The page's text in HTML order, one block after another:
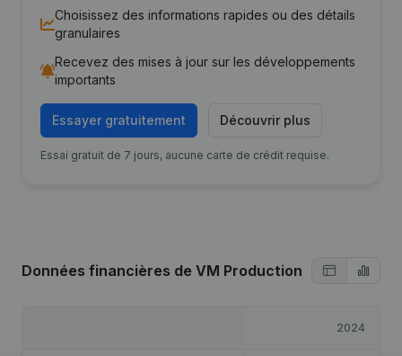
Choisissez des informations rapides ou des détails
granulaires
Recevez des mises à jour sur les développements
importants
Essayer gratuitement Découvrir plus
Essai gratuit de 7 jours, aucune carte de crédit requise.
Données financières de VM Production
2024